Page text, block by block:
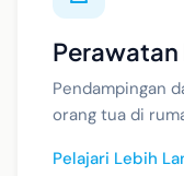
Perawatan
Pendampingan
orang tua di
Pelajari Lebih